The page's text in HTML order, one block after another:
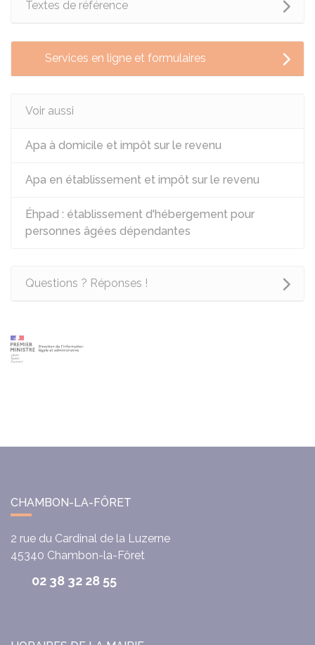
Textes de référence
Services en ligne et formulaires
Voir aussi
Apa à domicile et impôt sur le revenu
Apa en établissement et impôt sur le revenu
Éhpad : établissement d'hébergement pour
personnes âgées dépendantes
Questions ? Réponses !
CHAMBON-LA-FÔRET
2 rue du Cardinal de la Luzerne
45340 Chambon-la-Fôret
02 38 32 28 55